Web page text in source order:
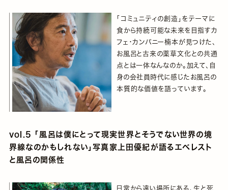
「コミュニティの創造」をテーマに
食から持続可能な未来を目指すカ
フェ・カンパニー楠本が見つけた、
お風呂と古来の薬草文化との共通
点とは一体なんなのか。加えて、自
身の会社員時代に感じたお風呂の
本質的な価値を語っています。
vol.5 「風呂は僕にとって現実世界とそうでない世界の境
界線なのかもしれない」写真家上田優紀が語るエベレスト
と風呂の関係性
日常から遠い場所にある、生と死